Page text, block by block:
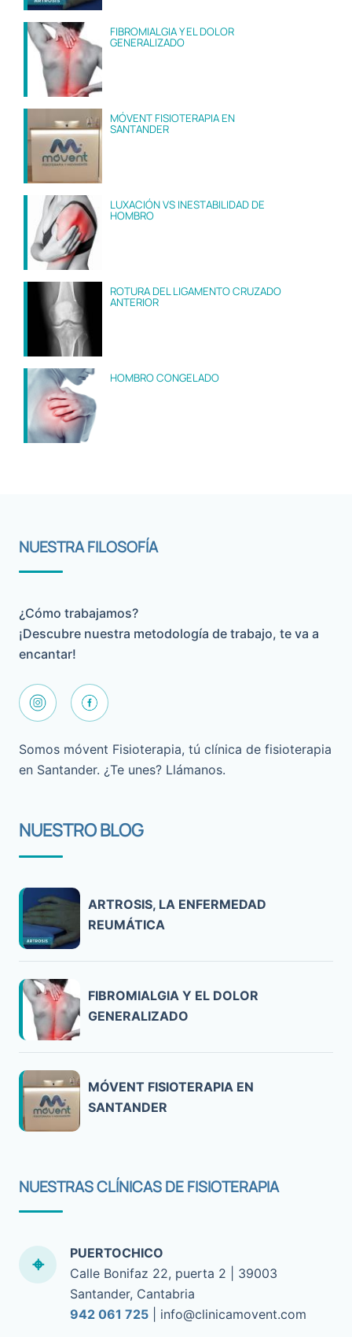
FIBROMIALGIA Y EL DOLOR
GENERALIZADO
MÓVENT FISIOTERAPIA EN
SANTANDER
LUXACIÓN VS INESTABILIDAD DE
HOMBRO
ROTURA DEL LIGAMENTO CRUZADO
ANTERIOR
HOMBRO CONGELADO
NUESTRA FILOSOFÍA
¿Cómo trabajamos?
¡Descubre nuestra metodología de trabajo, te va a
encantar!
Somos móvent Fisioterapia, tú clínica de fisioterapia
en Santander. ¿Te unes? Llámanos.
NUESTRO BLOG
ARTROSIS, LA ENFERMEDAD
REUMÁTICA
FIBROMIALGIA Y EL DOLOR
GENERALIZADO
MÓVENT FISIOTERAPIA EN
SANTANDER
NUESTRAS CLÍNICAS DE FISIOTERAPIA
PUERTOCHICO
Calle Bonifaz 22, puerta 2 | 39003
Santander, Cantabria
942 061 725 | info@clinicamovent.com